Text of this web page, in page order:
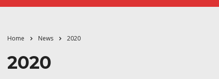
Home News 2020
2020